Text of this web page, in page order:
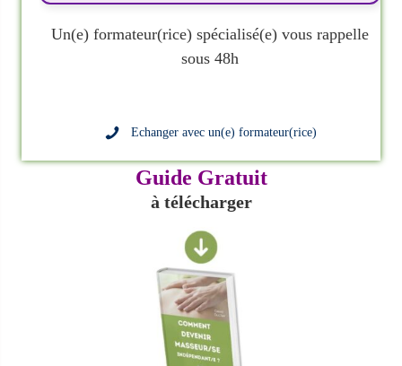
Un(e) formateur(rice) spécialisé(e) vous rappelle
sous 48h
Echanger avec un(e) formateur(rice)
Guide Gratuit
à télécharger